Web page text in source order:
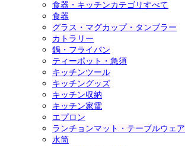
食器・キッチンカテゴリすべて
食器
グラス・マグカップ・タンブラー
カトラリー
鍋・フライパン
ティーポット・急須
キッチンツール
キッチングッズ
キッチン収納
キッチン家電
エプロン
ランチョンマット・テーブルウェア
水筒